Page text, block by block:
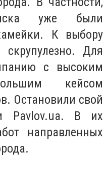
уже были
. К выбору
Для
с высоким
кейсом
Остановили свой
Pavlov.ua. В их
направленных